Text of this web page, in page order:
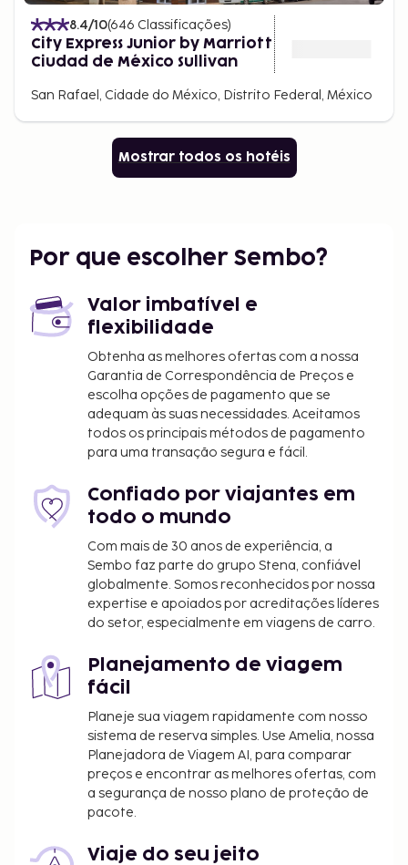
8.4/10(646 Classificações)
City Express Junior by Marriott
Ciudad de México Sullivan
San Rafael, Cidade do México, Distrito Federal, México
Mostrar todos os hotéis
Por que escolher Sembo?
Valor imbatível e
flexibilidade
Obtenha as melhores ofertas com a nossa
Garantia de Correspondência de Preços e
escolha opções de pagamento que se
adequam às suas necessidades. Aceitamos
todos os principais métodos de pagamento
para uma transação segura e fácil.
Confiado por viajantes em
todo o mundo
Com mais de 30 anos de experiência, a
Sembo faz parte do grupo Stena, confiável
globalmente. Somos reconhecidos por nossa
expertise e apoiados por acreditações líderes
do setor, especialmente em viagens de carro.
Planejamento de viagem
fácil
Planeje sua viagem rapidamente com nosso
sistema de reserva simples. Use Amelia, nossa
Planejadora de Viagem AI, para comparar
preços e encontrar as melhores ofertas, com
a segurança de nosso plano de proteção de
pacote.
Viaje do seu jeito